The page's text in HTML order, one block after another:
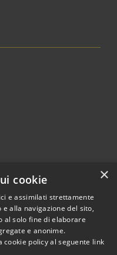
© 2026 • Comune di
Castiglione Cosentino •
×
cookie
e assimilati strettamente
alla navigazione del sito,
al solo fine di elaborare
e anonime.
policy al seguente link